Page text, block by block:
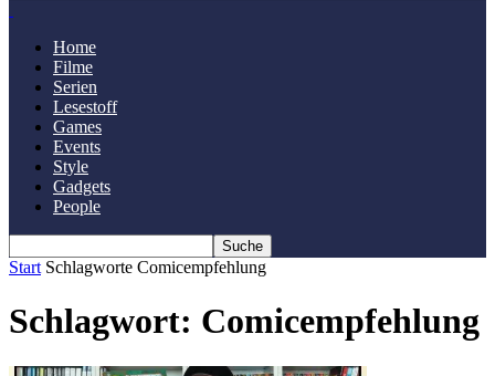
Home
Filme
Serien
Lesestoff
Games
Events
Style
Gadgets
People
Start Schlagworte Comicempfehlung
Schlagwort: Comicempfehlung